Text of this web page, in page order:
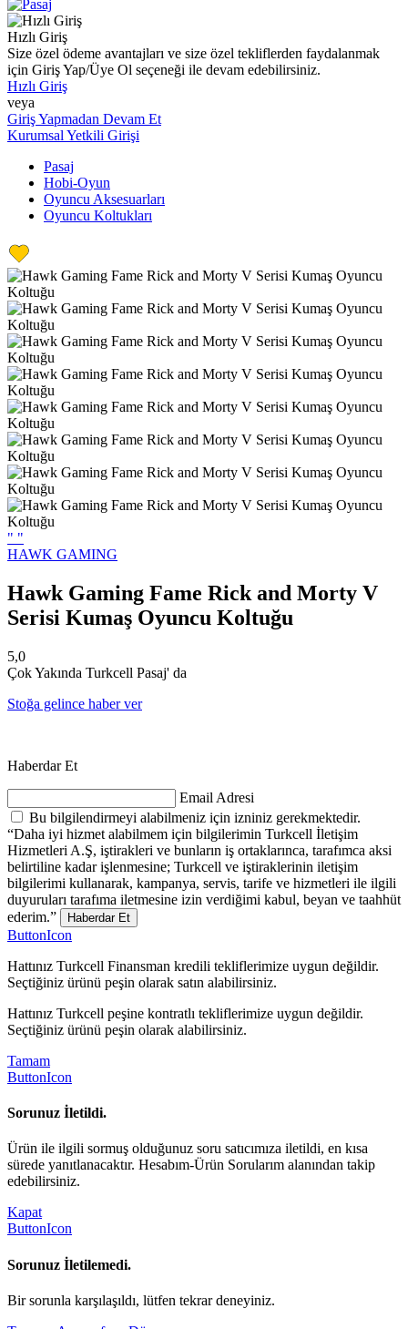
Hızlı Giriş
Size özel ödeme avantajları ve size özel tekliflerden faydalanmak
için Giriş Yap/Üye Ol seçeneği ile devam edebilirsiniz.
Hızlı Giriş
veya
Giriş Yapmadan Devam Et
Kurumsal Yetkili Girişi
Pasaj
Hobi-Oyun
Oyuncu Aksesuarları
Oyuncu Koltukları
" "
HAWK GAMING
Hawk Gaming Fame Rick and Morty V
Serisi Kumaş Oyuncu Koltuğu
5,0
Çok Yakında Turkcell Pasaj' da
Stoğa gelince haber ver
Haberdar Et
Email Adresi
Bu bilgilendirmeyi alabilmeniz için izniniz gerekmektedir.
“Daha iyi hizmet alabilmem için bilgilerimin Turkcell İletişim
Hizmetleri A.Ş, iştirakleri ve bunların iş ortaklarınca, tarafımca aksi
belirtiline kadar işlenmesine; Turkcell ve iştiraklerinin iletişim
bilgilerimi kullanarak, kampanya, servis, tarife ve hizmetleri ile ilgili
duyuruları tarafıma iletmesine izin verdiğimi kabul, beyan ve taahhüt
ederim.”
Haberdar Et
ButtonIcon
Hattınız Turkcell Finansman kredili tekliflerimize uygun değildir.
Seçtiğiniz ürünü peşin olarak satın alabilirsiniz.
Hattınız Turkcell peşine kontratlı tekliflerimize uygun değildir.
Seçtiğiniz ürünü peşin olarak alabilirsiniz.
Tamam
ButtonIcon
Sorunuz İletildi.
Ürün ile ilgili sormuş olduğunuz soru satıcımıza iletildi, en kısa
sürede yanıtlanacaktır. Hesabım-Ürün Sorularım alanından takip
edebilirsiniz.
Kapat
ButtonIcon
Sorunuz İletilemedi.
Bir sorunla karşılaşıldı, lütfen tekrar deneyiniz.